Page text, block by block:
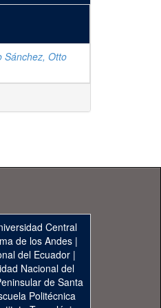
Sánchez, Otto
Central
de los Andes|
del Ecuador|
Nacional del
de Santa
Politécnica